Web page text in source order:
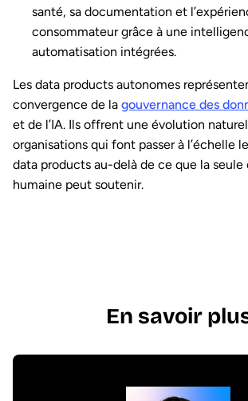
santé, sa documentation et
consommateur grâce à une
automatisation intégrées.
Les data products autonomes
convergence de la gouvernance des
et de l’IA. Ils offrent une évolution
organisations qui font passer à l’échelle
data products au-delà de ce que la seule
humaine peut soutenir.
En savoir